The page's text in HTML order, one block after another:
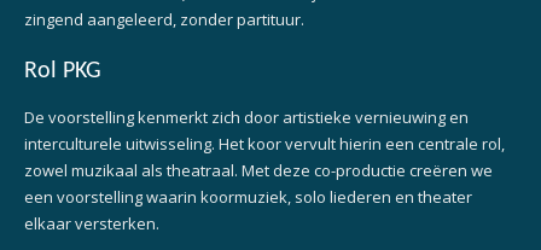
zingend aangeleerd, zonder partituur.
Rol PKG
De voorstelling kenmerkt zich door artistieke vernieuwing en
interculturele uitwisseling. Het koor vervult hierin een centrale rol,
zowel muzikaal als theatraal. Met deze co-productie creëren we
een voorstelling waarin koormuziek, solo liederen en theater
elkaar versterken.